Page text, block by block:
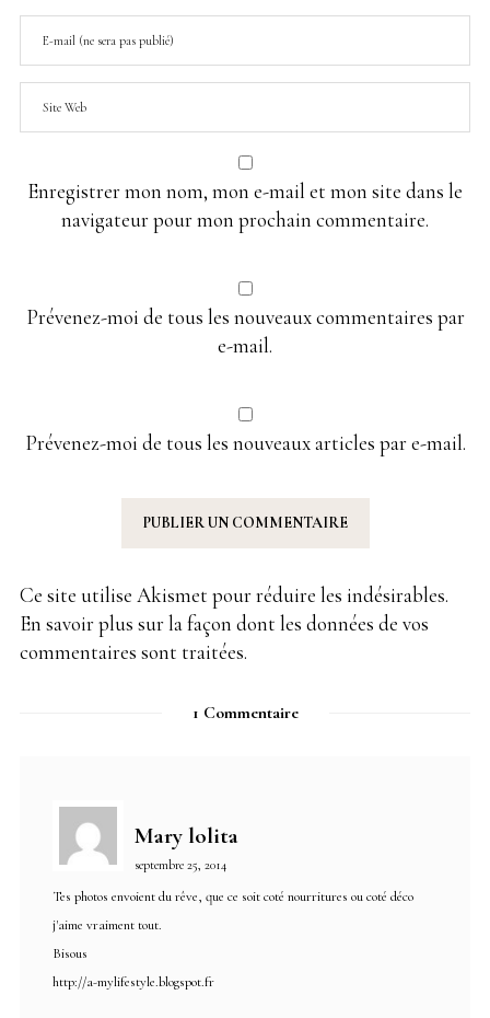
Enregistrer mon nom, mon e-mail et mon site dans le
navigateur pour mon prochain commentaire.
Prévenez-moi de tous les nouveaux commentaires par
e-mail.
Prévenez-moi de tous les nouveaux articles par e-mail.
Ce site utilise Akismet pour réduire les indésirables.
En savoir plus sur la façon dont les données de vos
commentaires sont traitées.
1 Commentaire
Mary lolita
septembre 25, 2014
Tes photos envoient du rêve, que ce soit coté nourritures ou coté déco
j'aime vraiment tout.
Bisous
http://a-mylifestyle.blogspot.fr